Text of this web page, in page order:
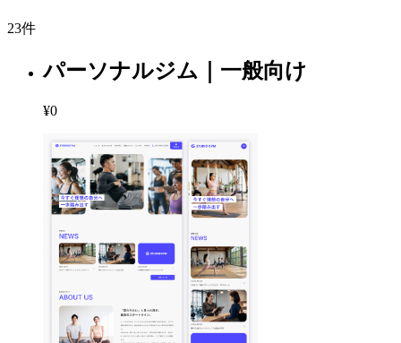
23件
パーソナルジム｜一般向け
¥0